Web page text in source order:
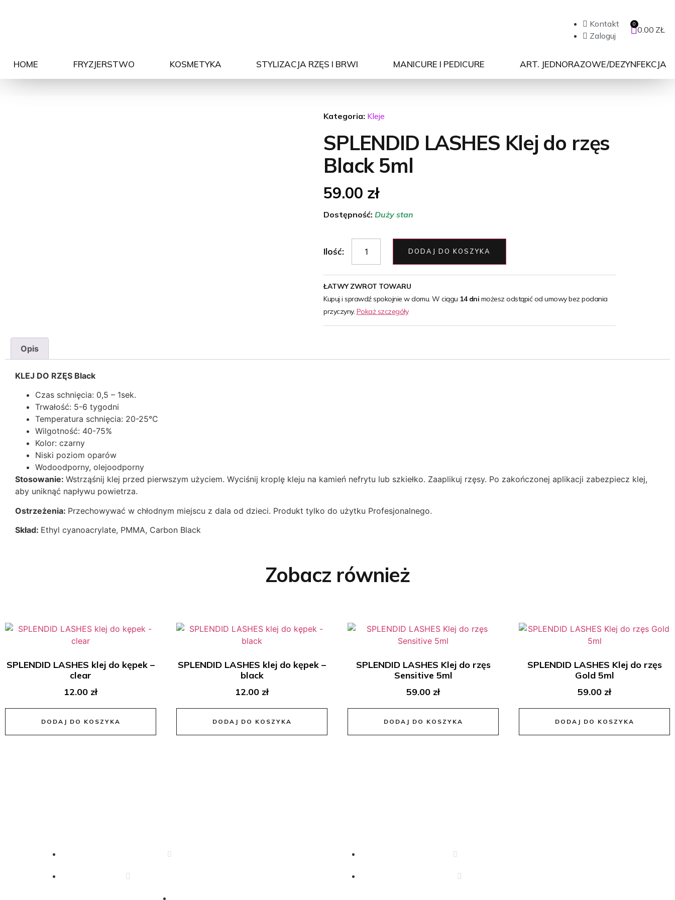
Kontakt
Zaloguj
0.00 ZŁ
HOME FRYZJERSTWO KOSMETYKA STYLIZACJA RZĘS I BRWI MANICURE I PEDICURE ART. JEDNORAZOWE/DEZYNFEKCJA
Kategoria: Kleje
SPLENDID LASHES Klej do rzęs
Black 5ml
59.00 zł
Dostępność: Duży stan
Ilość: DODAJ DO KOSZYKA
ŁATWY ZWROT TOWARU
Kupuj i sprawdź spokojnie w domu. W ciągu 14 dni możesz odstąpić od umowy bez podania
przyczyny. Pokaż szczegóły
Opis
KLEJ DO RZĘS Black
Czas schnięcia: 0,5 – 1sek.
Trwałość: 5-6 tygodni
Temperatura schnięcia: 20-25°C
Wilgotność: 40-75%
Kolor: czarny
Niski poziom oparów
Wodoodporny, olejoodporny
Stosowanie: Wstrząśnij klej przed pierwszym użyciem. Wyciśnij kroplę kleju na kamień nefrytu lub szkiełko. Zaaplikuj rzęsy. Po zakończonej aplikacji zabezpiecz klej,
aby uniknąć napływu powietrza.
Ostrzeżenia: Przechowywać w chłodnym miejscu z dala od dzieci. Produkt tylko do użytku Profesjonalnego.
Skład: Ethyl cyanoacrylate, PMMA, Carbon Black
Zobacz również
SPLENDID LASHES klej do kępek –
clear
12.00 zł
DODAJ DO KOSZYKA
SPLENDID LASHES klej do kępek –
black
12.00 zł
DODAJ DO KOSZYKA
SPLENDID LASHES Klej do rzęs
Sensitive 5ml
59.00 zł
DODAJ DO KOSZYKA
SPLENDID LASHES Klej do rzęs
Gold 5ml
59.00 zł
DODAJ DO KOSZYKA